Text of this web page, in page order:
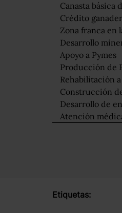
Canasta básica
Crédito
Zona franca en
Desarrollo
Apoyo a Pymes
Producción de
Rehabilitación
Construcción
Desarrollo de
Atención
Etiquetas: